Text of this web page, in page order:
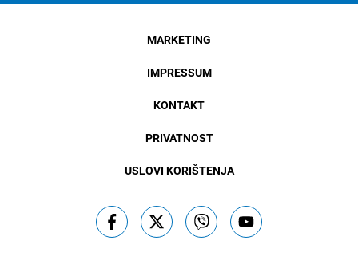
MARKETING
IMPRESSUM
KONTAKT
PRIVATNOST
USLOVI KORIŠTENJA